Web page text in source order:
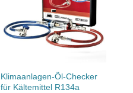
Klimaanlagen-Öl-Checker
für Kältemittel R134a